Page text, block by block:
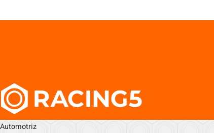
Automotriz